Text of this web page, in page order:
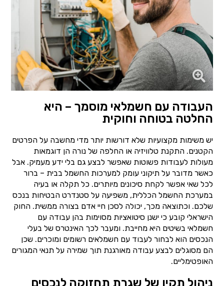
העבודה עם חשמלאי מוסמך – היא
החלטה בטוחה וחוקית
יש משימות מקצועיות שלא דורשות יותר מדי מחשבה על הפרטים
הקטנים. התקנת טלוויזיה או החלפה של נורה הן דוגמאות
מעולות לעבודות פשוטות שאפשר לבצע גם בלי ידע מעמיק. אבל
כאשר מדובר על תיקוני עומק למערכות החשמל בבית – ברור
לכל שאי אפשר לקחת סיכונים מיותרים. כל תקלה או בעיה
במערכת החשמל הכללית, משפיעה על סטנדרט הבטיחות בנכס
שלכם. וכתוצאה מכך, יכולה לסכן חיי אדם בצורה ממשית. החוק
הישראלי קובע כי ישנן סיטואציות מסוימות בהן עבודה עם
חשמלאי בשיטים היא מחייבת. ומעבר לכך האינטרס של בעלי
הנכסים הוא לבחור לעבוד עם חשמלאים רשומים ומוכרים. שכן
הם מסוגלים לבצע עבודה מאורגנת תוך שמירה על תנאי המגורים
האופטימליים.
ניהול תקין של שגרת תחזוקה לנכסים